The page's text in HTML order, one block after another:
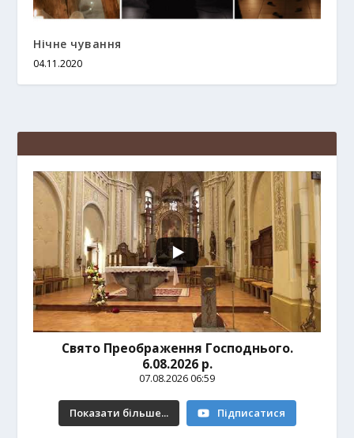
Нічне чування
04.11.2020
Свято Преображення Господнього.
6.08.2026 р.
07.08.2026 06:59
Показати більше... Підписатися